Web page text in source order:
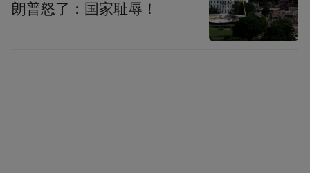
朗普怒了：国家耻辱！